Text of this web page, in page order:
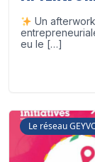
Un
eu le […]
Le réseau